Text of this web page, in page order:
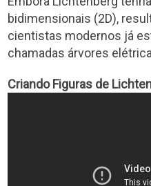
bidimensionais (2D),
cientistas modernos já
chamadas árvores
Criando Figuras de